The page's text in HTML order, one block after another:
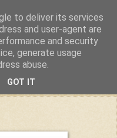
to deliver its services
and user-agent are
and security
generate usage
abuse.
GOT IT